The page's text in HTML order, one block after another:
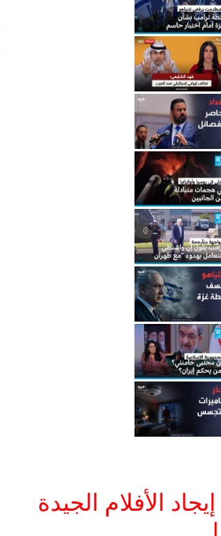
الأفلام الجيدة